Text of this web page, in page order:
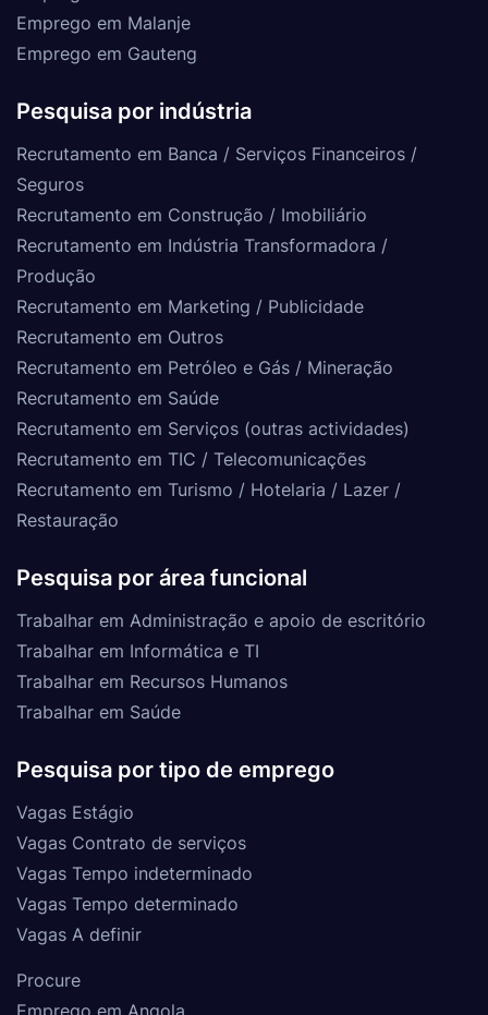
Emprego em Malanje
Emprego em Gauteng
Pesquisa por indústria
Recrutamento em Banca / Serviços Financeiros /
Seguros
Recrutamento em Construção / Imobiliário
Recrutamento em Indústria Transformadora /
Produção
Recrutamento em Marketing / Publicidade
Recrutamento em Outros
Recrutamento em Petróleo e Gás / Mineração
Recrutamento em Saúde
Recrutamento em Serviços (outras actividades)
Recrutamento em TIC / Telecomunicações
Recrutamento em Turismo / Hotelaria / Lazer /
Restauração
Pesquisa por área funcional
Trabalhar em Administração e apoio de escritório
Trabalhar em Informática e TI
Trabalhar em Recursos Humanos
Trabalhar em Saúde
Pesquisa por tipo de emprego
Vagas Estágio
Vagas Contrato de serviços
Vagas Tempo indeterminado
Vagas Tempo determinado
Vagas A definir
Procure